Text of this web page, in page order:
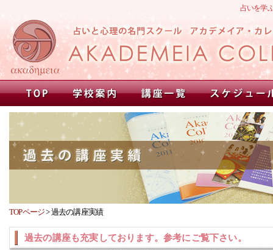
占いを学
TOPページ>過去の講座実績
過去の講座も充実しております。参考にご覧下さい。